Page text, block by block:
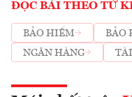
ĐỌC BÀI THEO TỪ
BẢO HIỂM
BẢO
NGÂN HÀNG